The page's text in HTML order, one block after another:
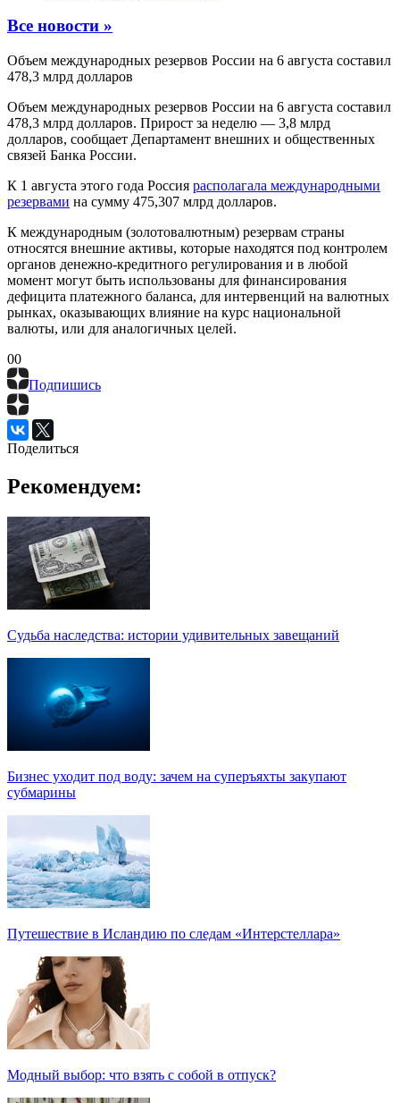
Все новости »
Объем международных резервов России на 6 августа составил
478,3 млрд долларов
Объем международных резервов России на 6 августа составил
478,3 млрд долларов. Прирост за неделю — 3,8 млрд
долларов, сообщает Департамент внешних и общественных
связей Банка России.
К 1 августа этого года Россия располагала международными
резервами на сумму 475,307 млрд долларов.
К международным (золотовалютным) резервам страны
относятся внешние активы, которые находятся под контролем
органов денежно-кредитного регулирования и в любой
момент могут быть использованы для финансирования
дефицита платежного баланса, для интервенций на валютных
рынках, оказывающих влияние на курс национальной
валюты, или для аналогичных целей.
00
Подпишись
Поделиться
Рекомендуем:
Судьба наследства: истории удивительных завещаний
Бизнес уходит под воду: зачем на суперъяхты закупают
субмарины
Путешествие в Исландию по следам «Интерстеллара»
Модный выбор: что взять с собой в отпуск?